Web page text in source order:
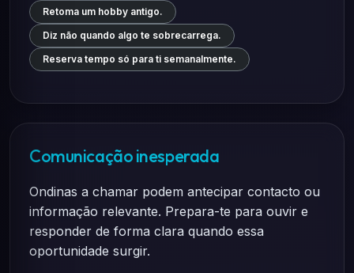
Retoma um hobby antigo.
Diz não quando algo te sobrecarrega.
Reserva tempo só para ti semanalmente.
Comunicação inesperada
Ondinas a chamar podem antecipar contacto ou
informação relevante. Prepara-te para ouvir e
responder de forma clara quando essa
oportunidade surgir.